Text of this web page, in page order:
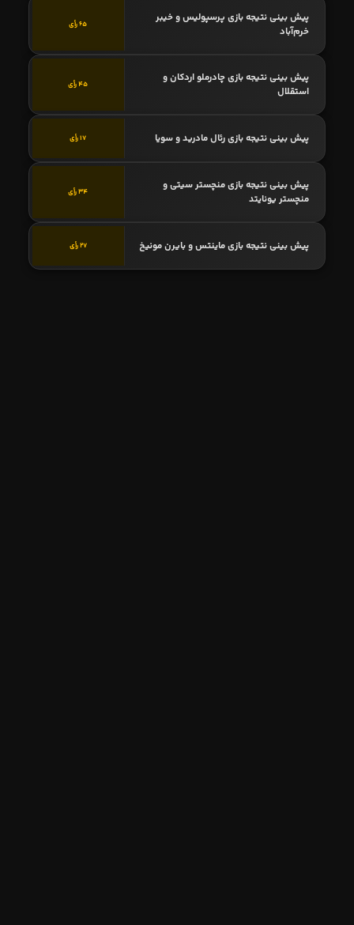
پیش بینی نتیجه بازی پرسپولیس و خیبر
خرم‌آباد
65 رأی
پیش بینی نتیجه بازی چادرملو اردکان و
استقلال
45 رأی
پیش بینی نتیجه بازی رئال مادرید و سویا 17 رأی
پیش بینی نتیجه بازی منچستر سیتی و
منچستر یونایتد
34 رأی
پیش بینی نتیجه بازی ماینتس و بایرن مونیخ 27 رأی